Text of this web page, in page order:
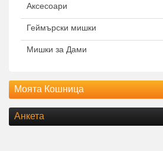
Аксесоари
Геймърски мишки
Мишки за Дами
Моята Кошница
Анкета